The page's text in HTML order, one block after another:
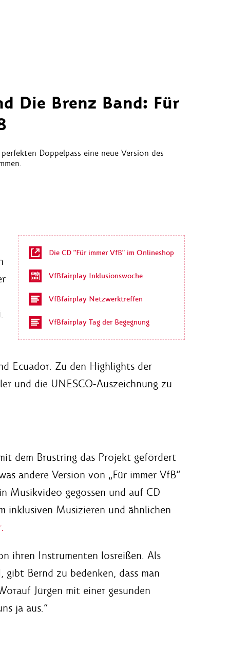
Die Brenz Band: Für
Doppelpass eine neue Version des
Die CD "Für immer VfB" im Onlineshop
VfBfairplay Inklusionswoche
VfBfairplay Netzwerktreffen
VfBfairplay Tag der Begegnung
Ecuador. Zu den Highlights der
und die UNESCO-Auszeichnung zu
dem Brustring das Projekt gefördert
andere Version von „Für immer VfB“
Musikvideo gegossen und auf CD
inklusiven Musizieren und ähnlichen
ihren Instrumenten losreißen. Als
Bernd zu bedenken, dass man
Jürgen mit einer gesunden
ja aus.“